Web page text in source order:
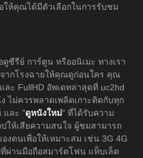
ให้คุณได้มีตัวเลือกในการรับชม
ซีรีย์ การ์ตูน หรืออนิเมะ ทางเรา
ากโรงฉายให้คุณดูก่อนใคร คุณ
ะ FullHD อัพเดทล่าสุดที่ uc2hd
ไม่ควรพลาดเพลิดเกาะติดกับทุก
และ "ดูหนังใหม่" ที่ได้รับความ
ให้เสียความสนใจ ผู้ชมสามารถ
งตนเพื่อให้เหมาะสม เช่น 3G 4G
ผ่านมือถือสมาร์ตโฟน แท็บเล็ต